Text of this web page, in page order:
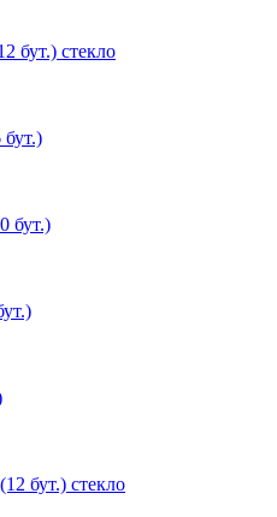
бут.) стекло
бут.)
бут.) стекло